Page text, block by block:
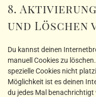
8.
und Löschen
Du kannst deinen
manuell Cookies zu
spezielle Cookies nicht
Möglichkeit ist es deinen
du jedes Mal